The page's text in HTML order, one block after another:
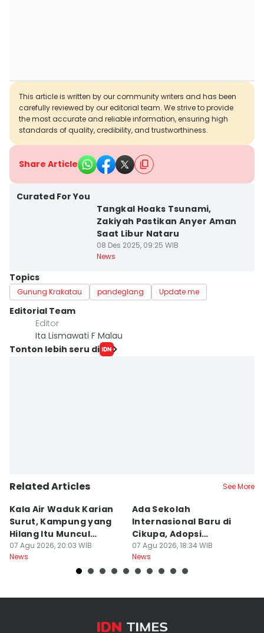
This article is written by our community writers and has been
carefully reviewed by our editorial team. We strive to provide
the most accurate and reliable information, ensuring high
standards of quality, credibility, and trustworthiness.
Share Article
Curated For You
Tangkal Hoaks Tsunami,
Zakiyah Pastikan Anyer Aman
Saat Libur Nataru
08 Des 2025, 09:25 WIB
News
Topics
Gunung Krakatau pandeglang Update me
Editorial Team
Editor
Ita Lismawati F Malau
Tonton lebih seru di
Related Articles See More
Kala Air Waduk Karian
Surut, Kampung yang
Hilang Itu Muncul
Kembali
07 Agu 2026, 20:03 WIB
News
Ada Sekolah
Internasional Baru di
Cikupa, Adopsi
Kurikulum Singapura
07 Agu 2026, 18:34 WIB
News